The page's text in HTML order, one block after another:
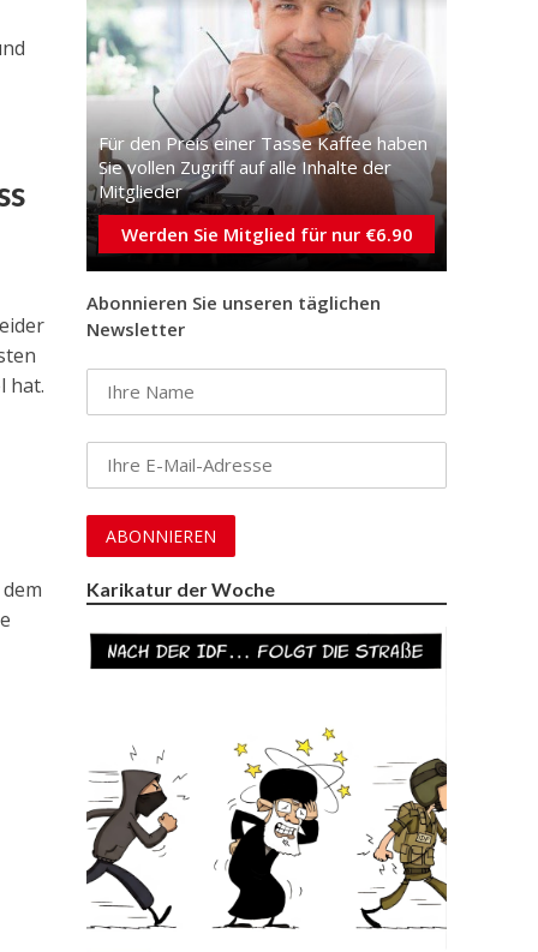
hat.
Für den Preis einer Tasse Kaffee haben
Sie vollen Zugriff auf alle Inhalte der
Mitglieder
Werden Sie Mitglied für nur €6.90
Abonnieren Sie unseren täglichen
Newsletter
Karikatur der Woche